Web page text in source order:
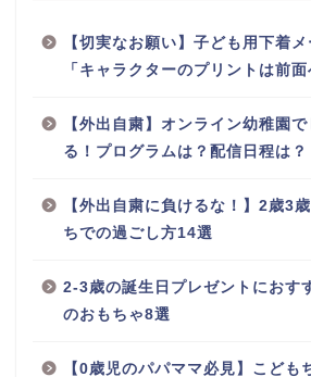
【切実なお願い】子ども用下着
「キャラクターのプリントは前面
【外出自粛】オンライン幼稚園
る！プログラムは？配信日程は？
【外出自粛に負けるな！】2歳3
ちでの過ごし方14選
2-3歳の誕生日プレゼントにおす
のおもちゃ8選
【0歳児のパパママ必見】こど